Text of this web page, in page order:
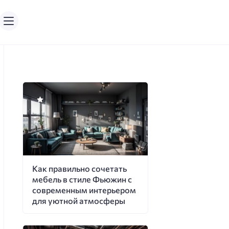
Как правильно сочетать
мебель в стиле Фьюжин с
современным интерьером
для уютной атмосферы